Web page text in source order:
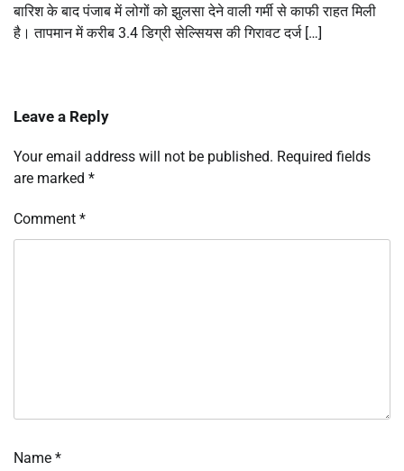
बारिश के बाद पंजाब में लोगों को झुलसा देने वाली गर्मी से काफी राहत मिली
है। तापमान में करीब 3.4 डिग्री सेल्सियस की गिरावट दर्ज […]
Leave a Reply
Your email address will not be published. Required fields
are marked *
Comment *
Name *